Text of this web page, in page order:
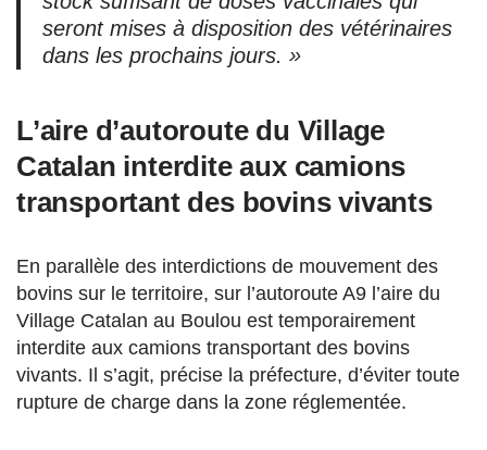
seront mises à disposition des vétérinaires
dans les prochains jours. »
L’aire d’autoroute du Village
Catalan interdite aux camions
transportant des bovins vivants
En parallèle des interdictions de mouvement des
bovins sur le territoire, sur l’autoroute A9 l’aire du
Village Catalan au Boulou est temporairement
interdite aux camions transportant des bovins
vivants. Il s’agit, précise la préfecture, d’éviter toute
rupture de charge dans la zone réglementée.